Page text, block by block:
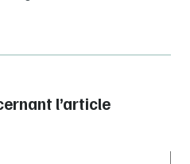
l’article